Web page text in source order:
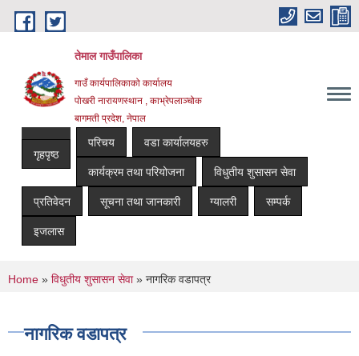
Skip to main content
तेमाल गाउँपालिका
गाउँ कार्यपालिकाको कार्यालय
पोखरी नारायणस्थान , काभ्रेपलाञ्चोक ‌‌‍‍‍‍‍‍
बागमती प्रदेश, नेपाल
गृहपृष्ठ
परिचय वडा कार्यालयहरु
कार्यक्रम तथा परियोजना विधुतीय शुसासन सेवा
प्रतिवेदन सूचना तथा जानकारी ग्यालरी सम्पर्क
इजलास
You are here
Home » विधुतीय शुसासन सेवा» नागरिक वडापत्र
नागरिक वडापत्र